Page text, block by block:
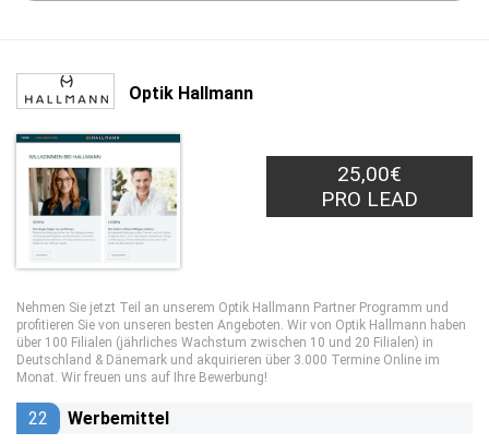
Optik Hallmann
25,00€
PRO LEAD
Nehmen Sie jetzt Teil an unserem Optik Hallmann Partner Programm und
profitieren Sie von unseren besten Angeboten. Wir von Optik Hallmann haben
über 100 Filialen (jährliches Wachstum zwischen 10 und 20 Filialen) in
Deutschland & Dänemark und akquirieren über 3.000 Termine Online im
Monat. Wir freuen uns auf Ihre Bewerbung!
22 Werbemittel